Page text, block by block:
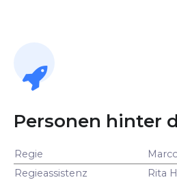
Personen hinter
Regie
Regieassistenz
Rita